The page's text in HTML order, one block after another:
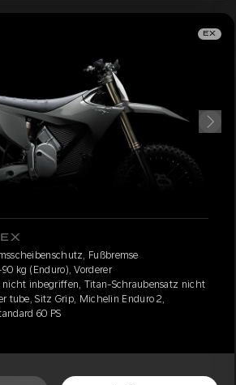
EX
Fußbremse
kg (Enduro), Vorderer
nicht inbegriffen, Titan-Schraubensatz nicht
tube, Sitz Grip, Michelin Enduro 2,
60 PS